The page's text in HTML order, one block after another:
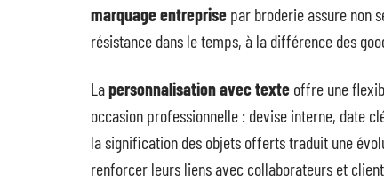
marquage entreprise par broderie assure non
résistance dans le temps, à la différence des
Lapersonnalisation avec texte offre une
occasion professionnelle : devise interne, date
la signification des objets offerts traduit une
renforcer leurs liens avec collaborateurs et